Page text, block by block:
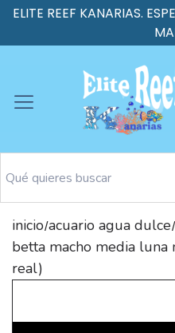
ELITE REEF KANARIAS.
inicio/acuario agua dulce/
betta macho media
real)